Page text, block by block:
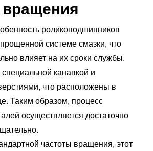
вращения
роликоподшипников
системе смазки, что
влияет на их сроки службы.
канавкой и
что расположены в
Таким образом, процесс
осуществляется достаточно
частоты вращения, этот